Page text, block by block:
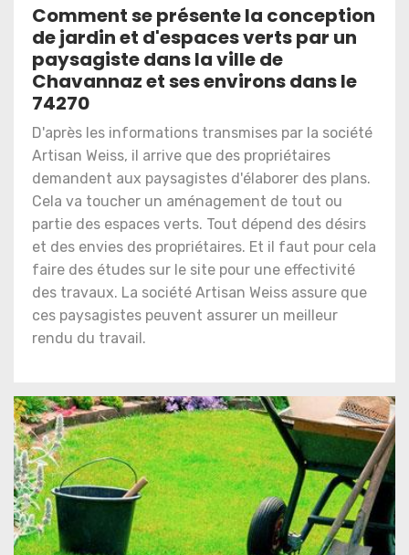
Comment se présente la conception
de jardin et d'espaces verts par un
paysagiste dans la ville de
Chavannaz et ses environs dans le
74270
D'après les informations transmises par la société
Artisan Weiss, il arrive que des propriétaires
demandent aux paysagistes d'élaborer des plans.
Cela va toucher un aménagement de tout ou
partie des espaces verts. Tout dépend des désirs
et des envies des propriétaires. Et il faut pour cela
faire des études sur le site pour une effectivité
des travaux. La société Artisan Weiss assure que
ces paysagistes peuvent assurer un meilleur
rendu du travail.